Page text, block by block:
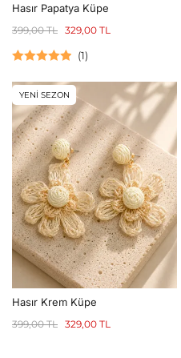
Hasır Papatya Küpe
399,00TL 329,00 TL
5.00 oy aldı
(1)
YENİ SEZON
Hasır Krem Küpe
399,00TL 329,00 TL